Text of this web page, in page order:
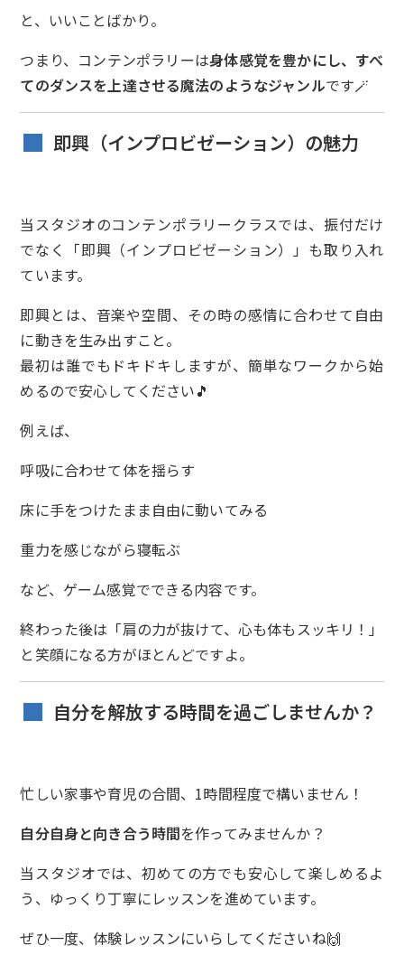
と、いいことばかり。
つまり、コンテンポラリーは身体感覚を豊かにし、すべ
てのダンスを上達させる魔法のようなジャンルです🪄
即興（インプロビゼーション）の魅力
当スタジオのコンテンポラリークラスでは、振付だけ
でなく「即興（インプロビゼーション）」も取り入れ
ています。
即興とは、音楽や空間、その時の感情に合わせて自由
に動きを生み出すこと。
最初は誰でもドキドキしますが、簡単なワークから始
めるので安心してください🎵
例えば、
呼吸に合わせて体を揺らす
床に手をつけたまま自由に動いてみる
重力を感じながら寝転ぶ
など、ゲーム感覚でできる内容です。
終わった後は「肩の力が抜けて、心も体もスッキリ！」
と笑顔になる方がほとんどですよ。
自分を解放する時間を過ごしませんか？
忙しい家事や育児の合間、1時間程度で構いません！
自分自身と向き合う時間を作ってみませんか？
当スタジオでは、初めての方でも安心して楽しめるよ
う、ゆっくり丁寧にレッスンを進めています。
ぜひ一度、体験レッスンにいらしてくださいね🙌